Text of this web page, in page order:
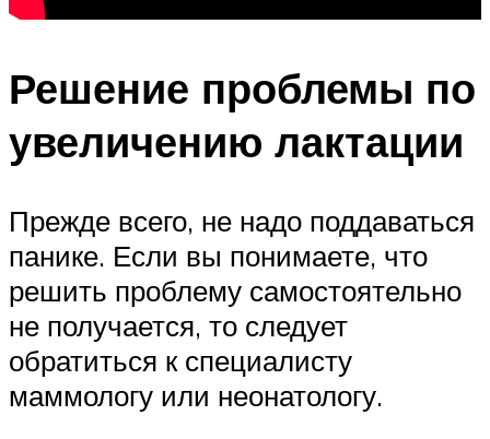
Решение проблемы по
увеличению лактации
Прежде всего, не надо поддаваться
панике. Если вы понимаете, что
решить проблему самостоятельно
не получается, то следует
обратиться к специалисту
маммологу или неонатологу.